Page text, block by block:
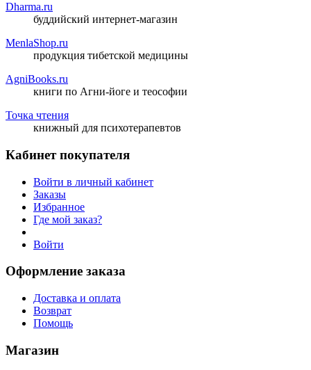
Dharma.ru
буддийский интернет-магазин
MenlaShop.ru
продукция тибетской медицины
AgniBooks.ru
книги по Агни-йоге и теософии
Точка чтения
книжный для психотерапевтов
Кабинет покупателя
Войти в личный кабинет
Заказы
Избранное
Где мой заказ?
Войти
Оформление заказа
Доставка и оплата
Возврат
Помощь
Магазин